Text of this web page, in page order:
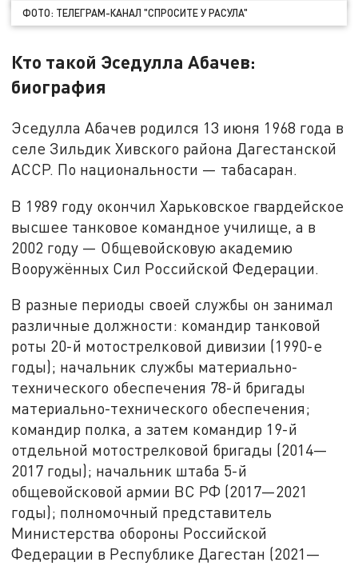
ФОТО: ТЕЛЕГРАМ-КАНАЛ "СПРОСИТЕ У РАСУЛА"
Кто такой Эседулла Абачев:
биография
Эседулла Абачев родился 13 июня 1968 года в
селе Зильдик Хивского района Дагестанской
АССР. По национальности — табасаран.
В 1989 году окончил Харьковское гвардейское
высшее танковое командное училище, а в
2002 году — Общевойсковую академию
Вооружённых Сил Российской Федерации.
В разные периоды своей службы он занимал
различные должности: командир танковой
роты 20-й мотострелковой дивизии (1990-е
годы); начальник службы материально-
технического обеспечения 78-й бригады
материально-технического обеспечения;
командир полка, а затем командир 19-й
отдельной мотострелковой бригады (2014—
2017 годы); начальник штаба 5-й
общевойсковой армии ВС РФ (2017—2021
годы); полномочный представитель
Министерства обороны Российской
Федерации в Республике Дагестан (2021—